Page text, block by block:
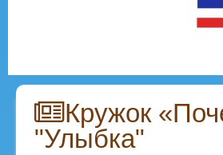
Кружок
"Улыбка"